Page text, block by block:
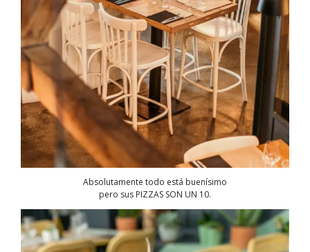
Absolutamente todo está buenísimo
pero sus PIZZAS SON UN 10.